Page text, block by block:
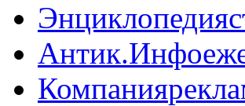
Энциклопедия
Антик.Инфо
Компания